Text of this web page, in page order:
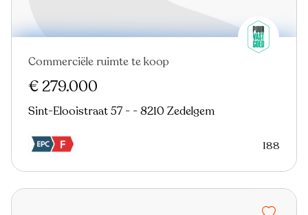
Commerciële ruimte te koop
€ 279.000
Sint-Elooistraat 57 - - 8210 Zedelgem
188